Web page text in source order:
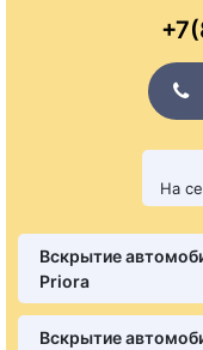
На
Вскрытие
Priora
Вскрытие